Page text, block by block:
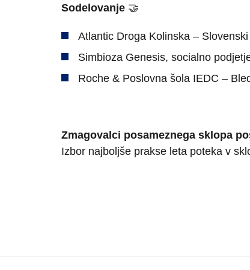
Sodelovanje 🤝
Atlantic Droga Kolinska –
Simbioza Genesis, socialno
Roche & Poslovna šola IEDC –
Zmagovalci posameznega sklopa
Izbor najboljše prakse leta poteka v